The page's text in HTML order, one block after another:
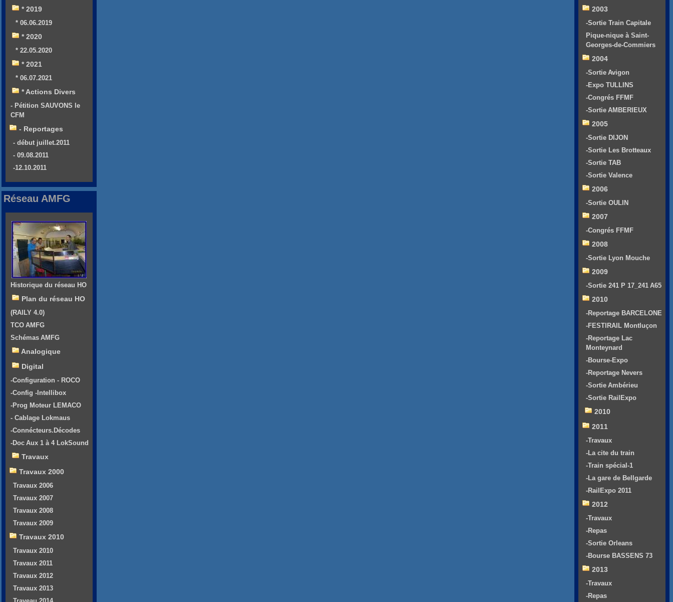
* 2019
* 06.06.2019
* 2020
* 22.05.2020
* 2021
* 06.07.2021
* Actions Divers
- Pétition SAUVONS le
CFM
- Reportages
- début juillet.2011
- 09.08.2011
-12.10.2011
Réseau AMFG
Historique du réseau HO
Plan du réseau HO
(RAILY 4.0)
TCO AMFG
Schémas AMFG
Analogique
Digital
-Configuration - ROCO
-Config -Intellibox
-Prog Moteur LEMACO
- Cablage Lokmaus
-Connécteurs.Décodes
-Doc Aux 1 à 4 LokSound
Travaux
Travaux 2000
Travaux 2006
Travaux 2007
Travaux 2008
Travaux 2009
Travaux 2010
Travaux 2010
Travaux 2011
Travaux 2012
Travaux 2013
2003
-Sortie Train Capitale
Pique-nique à Saint-
Georges-de-Commiers
2004
-Sortie Avigon
-Expo TULLINS
-Congrés FFMF
-Sortie AMBERIEUX
2005
-Sortie DIJON
-Sortie Les Brotteaux
-Sortie TAB
-Sortie Valence
2006
-Sortie OULIN
2007
-Congrés FFMF
2008
-Sortie Lyon Mouche
2009
-Sortie 241 P 17_241 A65
2010
-Reportage BARCELONE
-FESTIRAIL Montluçon
-Reportage Lac
Monteynard
-Bourse-Expo
-Reportage Nevers
-Sortie Ambérieu
-Sortie RailExpo
2010
2011
-Travaux
-La cite du train
-Train spécial-1
-La gare de Bellgarde
-RailExpo 2011
2012
-Travaux
-Repas
-Sortie Orleans
-Bourse BASSENS 73
2013
-Travaux
-Repas